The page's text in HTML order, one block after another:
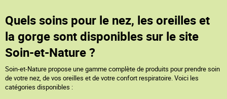
Quels soins pour le nez, les oreilles et
la gorge sont disponibles sur le site
Soin-et-Nature ?
Soin-et-Nature propose une gamme complète de produits pour prendre soin
de votre nez, de vos oreilles et de votre confort respiratoire. Voici les
catégories disponibles :